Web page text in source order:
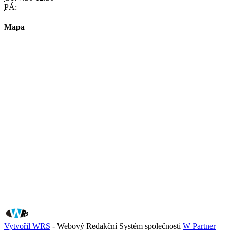
PÁ:
Mapa
Vytvořil WRS - Webový Redakční Systém společnosti W Partner